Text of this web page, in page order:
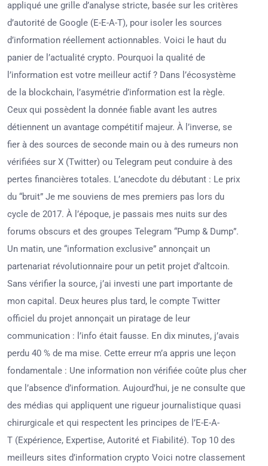
appliqué une grille d’analyse stricte, basée sur les critères
d’autorité de Google (E-E-A-T), pour isoler les sources
d’information réellement actionnables. Voici le haut du
panier de l’actualité crypto. Pourquoi la qualité de
l’information est votre meilleur actif ? Dans l’écosystème
de la blockchain, l’asymétrie d’information est la règle.
Ceux qui possèdent la donnée fiable avant les autres
détiennent un avantage compétitif majeur. À l’inverse, se
fier à des sources de seconde main ou à des rumeurs non
vérifiées sur X (Twitter) ou Telegram peut conduire à des
pertes financières totales. L’anecdote du débutant : Le prix
du “bruit” Je me souviens de mes premiers pas lors du
cycle de 2017. À l’époque, je passais mes nuits sur des
forums obscurs et des groupes Telegram “Pump & Dump”.
Un matin, une “information exclusive” annonçait un
partenariat révolutionnaire pour un petit projet d’altcoin.
Sans vérifier la source, j’ai investi une part importante de
mon capital. Deux heures plus tard, le compte Twitter
officiel du projet annonçait un piratage de leur
communication : l’info était fausse. En dix minutes, j’avais
perdu 40 % de ma mise. Cette erreur m’a appris une leçon
fondamentale : Une information non vérifiée coûte plus cher
que l’absence d’information. Aujourd’hui, je ne consulte que
des médias qui appliquent une rigueur journalistique quasi
chirurgicale et qui respectent les principes de l’E-E-A-
T (Expérience, Expertise, Autorité et Fiabilité). Top 10 des
meilleurs sites d’information crypto Voici notre classement